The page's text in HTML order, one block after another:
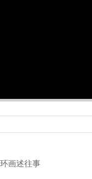
画述往事